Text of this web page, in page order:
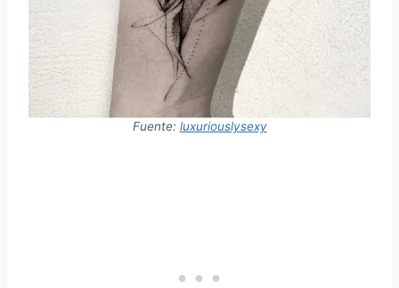
Fuente: luxuriouslysexy